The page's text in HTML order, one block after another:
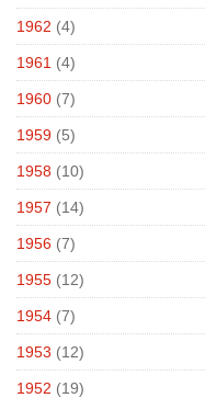
1962 (4)
1961 (4)
1960 (7)
1959 (5)
1958 (10)
1957 (14)
1956 (7)
1955 (12)
1954 (7)
1953 (12)
1952 (19)